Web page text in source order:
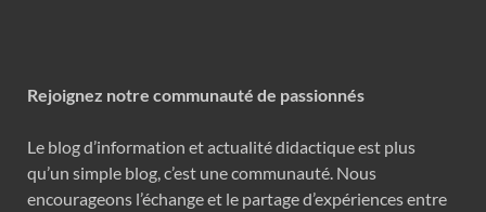
Rejoignez notre communauté de passionnés
Le blog d’information et actualité didactique est plus
qu’un simple blog, c’est une communauté. Nous
encourageons l’échange et le partage d’expériences entre